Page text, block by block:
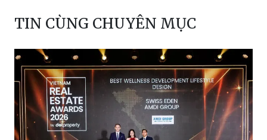
TIN CÙNG CHUYÊN MỤC